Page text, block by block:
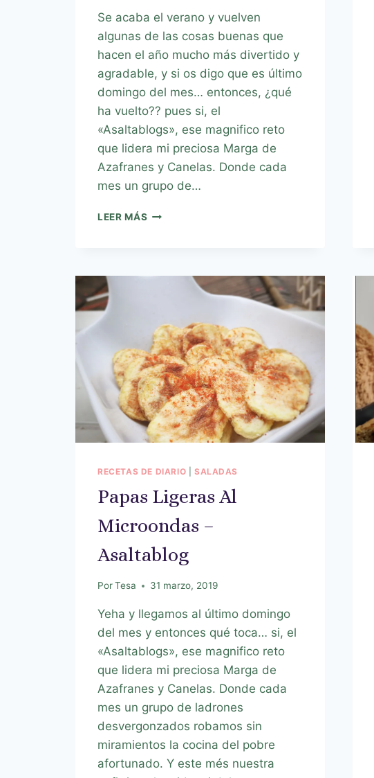
Se acaba el verano y vuelven
algunas de las cosas buenas que
hacen el año mucho más divertido y
agradable, y si os digo que es último
domingo del mes… entonces, ¿qué
ha vuelto?? pues si, el
«Asaltablogs», ese magnifico reto
que lidera mi preciosa Marga de
Azafranes y Canelas. Donde cada
mes un grupo de…
LEER MÁS
RECETAS DE DIARIO SALADAS
Papas Ligeras Al
Microondas –
Asaltablog
PorTesa 31 marzo, 2019
Yeha y llegamos al último domingo
del mes y entonces qué toca… si, el
«Asaltablogs», ese magnifico reto
que lidera mi preciosa Marga de
Azafranes y Canelas. Donde cada
mes un grupo de ladrones
desvergonzados robamos sin
miramientos la cocina del pobre
afortunado. Y este més nuestra